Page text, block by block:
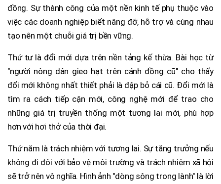
đồng. Sự thành công của một nền kinh tế phụ thuộc vào
việc các doanh nghiệp biết nâng đỡ, hỗ trợ và cùng nhau
tạo nên một chuỗi giá trị bền vững.
Thứ tư là đổi mới dựa trên nền tảng kế thừa. Bài học từ
"người nông dân gieo hạt trên cánh đồng cũ" cho thấy
đổi mới không nhất thiết phải là đập bỏ cái cũ. Đổi mới là
tìm ra cách tiếp cận mới, công nghệ mới để trao cho
những giá trị truyền thống một tương lai mới, phù hợp
hơn với hơi thở của thời đại.
Thứ năm là trách nhiệm với tương lai. Sự tăng trưởng nếu
không đi đôi với bảo vệ môi trường và trách nhiệm xã hội
sẽ trở nên vô nghĩa. Hình ảnh "dòng sông trong lành" là lời